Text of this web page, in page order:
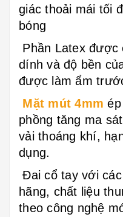
giác thoải mái tối
bóng
Phần Latex được
dính và độ bền
được làm ẩm
Mặt mút 4mm
phồng tăng ma
vải thoáng khí,
dụng.
Đai cổ tay với
hãng, chất liệu
theo công nghệ